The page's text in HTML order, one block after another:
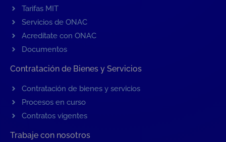
Tarifas MIT
Servicios de ONAC
Acredítate con ONAC
Documentos
Contratación de Bienes y Servicios
Contratación de bienes y servicios
Procesos en curso
Contratos vigentes
Trabaje con nosotros